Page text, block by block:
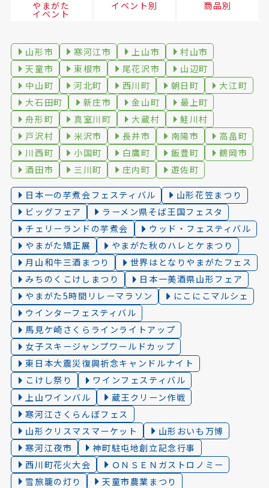
やまがた
イベント
イベント別 商品別
山形市 寒河江市 上山市
村山市
天童市
東根市 尾花沢市
山辺町
中山町
河北町 西川町 朝日町
大江町
大石田町
新庄市 金山町
最上町
舟形町
真室川町 大蔵村
鮭川村
戸沢村
米沢市 長井市 南陽市
高畠町
川西町
小国町 白鷹町 飯豊町
鶴岡市
酒田市
三川町 庄内町 遊佐町
日本一の芋煮会フェスティバル
山形花笠まつり
ビッグフェア
ラーメン県そば王国フェスタ
チェリーランドの芋煮会
ウッド・フェスティバル
やまがた矯正展
やまがた秋のハレとケまつり
月山和牛三酒まつり
世界はとなりやまがたフェス
みちのくこけしまつり
日本一美酒県山形フェア
やまがた5時間リレーマラソン
にこにこマルシェ
ウインターフェスティバル
馬見ケ崎さくらラインライトアップ
女子スキージャンプワールドカップ
東日本大震災復興祈念キャンドルナイト
こけし祭り
ワインフェスティバル
上山ワインバル
蔵王クリーン作戦
寒河江さくらんぼフェス
山形クリスマスマーケット
山形おいも万博
寒河江夜市
神町駐屯地創立記念行事
西川町花火大会
ＯＮＳＥＮガストロノミー
雪旅籠の灯り️
天童市農業まつり